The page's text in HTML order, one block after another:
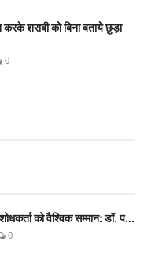
शराबी को बिना बताये छुड़ा
0
को वैश्विक सम्मान: डॉ. प...
0